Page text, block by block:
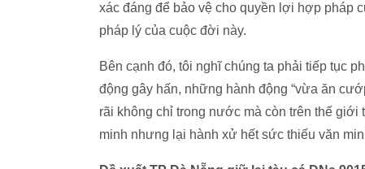
xác đáng để bảo vệ cho quyền lợi hợp pháp
pháp lý của cuộc đời này.
Bên cạnh đó, tôi nghĩ chúng ta phải tiếp tục
động gây hấn, những hành động “vừa ăn
rãi không chỉ trong nước mà còn trên thế giới
minh nhưng lại hành xử hết sức thiếu văn